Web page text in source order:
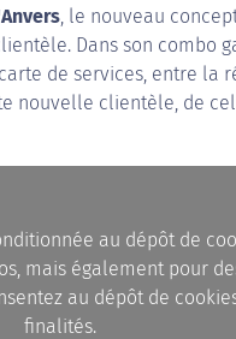
, le nouveau
Dans son combo
de services, entre la
nouvelle clientèle, de
au dépôt de
mais également pour
au dépôt de
finalités.